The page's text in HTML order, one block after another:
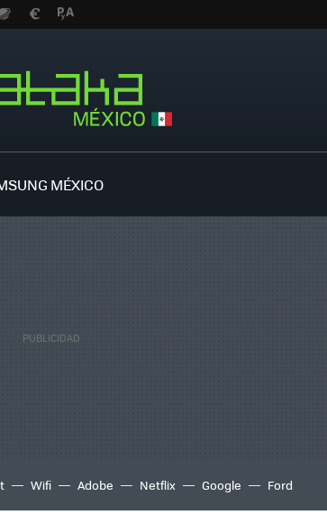
MÉXICO
Wifi Adobe Netflix Google Ford